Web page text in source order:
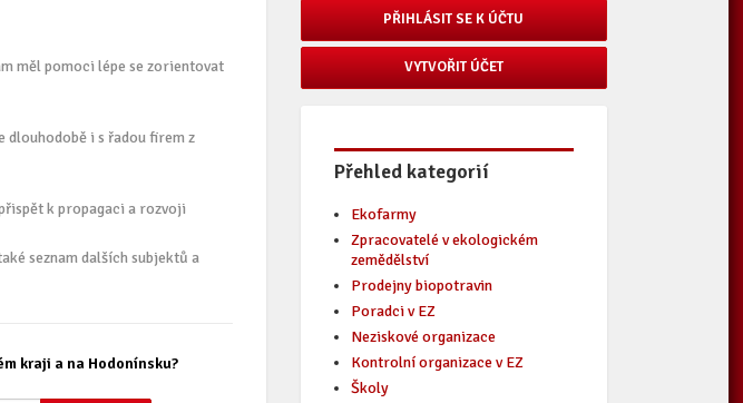
měl pomoci lépe se zorientovat
i s řadou firem z
k propagaci a rozvoji
seznam dalších subjektů a
kraji a na Hodonínsku?
PŘIHLÁSIT SE K ÚČTU
VYTVOŘIT ÚČET
Přehled kategorií
Ekofarmy
Zpracovatelé v ekologickém
zemědělství
Prodejny biopotravin
Poradci v EZ
Neziskové organizace
Kontrolní organizace v EZ
Školy